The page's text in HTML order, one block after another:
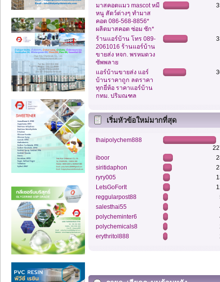
มาสคอตแมว mascot หมี
หนู สัตว์ต่างๆ ทำมาส
คอต 086-568-8856*
ผลิตมาสคอต ซ่อม ซัก*
ร้านแอร์บ้าน โทร 089-
2061016 ร้านแอร์บ้าน
ขายส่ง หจก. พรหมดวง
ซัพพลาย
แอร์บ้านขายส่ง แอร์
บ้านราคาถูก ลดราคา
ทุกยี่ห้อ ราคาแอร์บ้าน
กทม. ปริมณฑล
เริ่มหัวข้อใหม่มากที่สุด
thaipolychem888
iboor
siritidaphon
ryry005
LetsGoForIt
reggularpost88
salesthai55
polycheminter6
polychemicals8
erythritol888